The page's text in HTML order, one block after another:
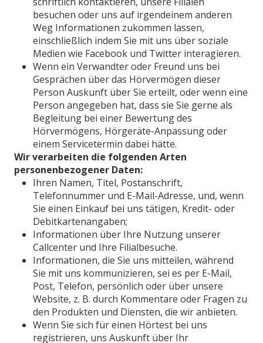
besuchen oder uns auf irgendeinem anderen
Weg Informationen zukommen lassen,
einschließlich indem Sie mit uns über soziale
Medien wie Facebook und Twitter interagieren.
Wenn ein Verwandter oder Freund uns bei
Gesprächen über das Hörvermögen dieser
Person Auskunft über Sie erteilt, oder wenn eine
Person angegeben hat, dass sie Sie gerne als
Begleitung bei einer Bewertung des
Hörvermögens, Hörgeräte-Anpassung oder
einem Servicetermin dabei hätte.
Wir verarbeiten die folgenden Arten
personenbezogener Daten:
Ihren Namen, Titel, Postanschrift,
Telefonnummer und E-Mail-Adresse, und, wenn
Sie einen Einkauf bei uns tätigen, Kredit- oder
Debitkartenangaben;
Informationen über Ihre Nutzung unserer
Callcenter und Ihre Filialbesuche.
Informationen, die Sie uns mitteilen, während
Sie mit uns kommunizieren, sei es per E-Mail,
Post, Telefon, persönlich oder über unsere
Website, z. B. durch Kommentare oder Fragen zu
den Produkten und Diensten, die wir anbieten.
Wenn Sie sich für einen Hörtest bei uns
registrieren, uns Auskunft über Ihr